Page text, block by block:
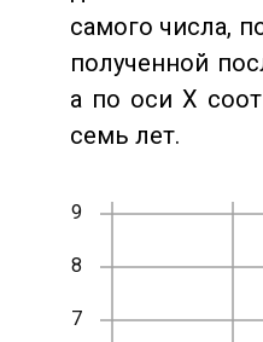
самого числа,
полученной
а по оси X
семь лет.